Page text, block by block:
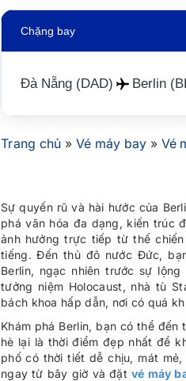
Chặng bay
Đà Nẵng (DAD) Berlin
Trang chủ » Vé máy bay » Vé
Sự quyến rũ và hài hước của
phá văn hóa đa dạng, kiến trúc
ảnh hưởng trực tiếp từ thế
tiếng. Đến thủ đô nước Đức,
Berlin, ngạc nhiên trước sự
tưởng niệm Holocaust, nhà tù
bách khoa hấp dẫn, nơi có quá
Khám phá Berlin, bạn có thể đến
hè lại là thời điểm đẹp nhất để
phố có thời tiết dễ chịu, mát
ngay từ bây giờ và đặt vé máy